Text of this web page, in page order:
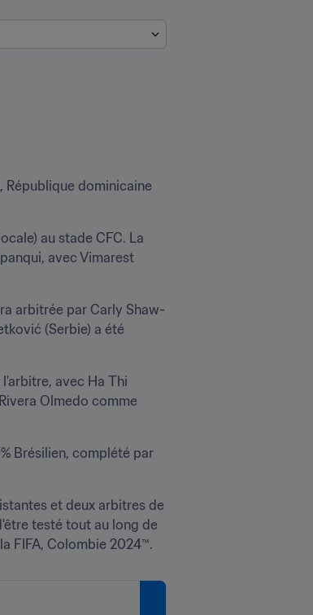
République dominicaine
au stade CFC. La
avec Vimarest
arbitrée par Carly Shaw-
(Serbie) a été
avec Ha Thi
Olmedo comme
Brésilien, complété par
et deux arbitres de
testé tout au long de
FIFA, Colombie 2024™.